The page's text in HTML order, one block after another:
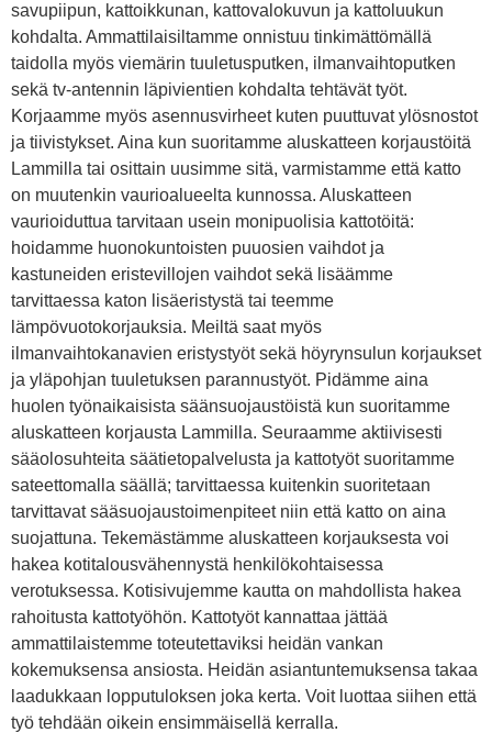
savupiipun, kattoikkunan, kattovalokuvun ja kattoluukun
kohdalta. Ammattilaisiltamme onnistuu tinkimättömällä
taidolla myös viemärin tuuletusputken, ilmanvaihtoputken
sekä tv-antennin läpivientien kohdalta tehtävät työt.
Korjaamme myös asennusvirheet kuten puuttuvat ylösnostot
ja tiivistykset. Aina kun suoritamme aluskatteen korjaustöitä
Lammilla tai osittain uusimme sitä, varmistamme että katto
on muutenkin vaurioalueelta kunnossa. Aluskatteen
vaurioiduttua tarvitaan usein monipuolisia kattotöitä:
hoidamme huonokuntoisten puuosien vaihdot ja
kastuneiden eristevillojen vaihdot sekä lisäämme
tarvittaessa katon lisäeristystä tai teemme
lämpövuotokorjauksia. Meiltä saat myös
ilmanvaihtokanavien eristystyöt sekä höyrynsulun korjaukset
ja yläpohjan tuuletuksen parannustyöt. Pidämme aina
huolen työnaikaisista säänsuojaustöistä kun suoritamme
aluskatteen korjausta Lammilla. Seuraamme aktiivisesti
sääolosuhteita säätietopalvelusta ja kattotyöt suoritamme
sateettomalla säällä; tarvittaessa kuitenkin suoritetaan
tarvittavat sääsuojaustoimenpiteet niin että katto on aina
suojattuna. Tekemästämme aluskatteen korjauksesta voi
hakea kotitalousvähennystä henkilökohtaisessa
verotuksessa. Kotisivujemme kautta on mahdollista hakea
rahoitusta kattotyöhön. Kattotyöt kannattaa jättää
ammattilaistemme toteutettaviksi heidän vankan
kokemuksensa ansiosta. Heidän asiantuntemuksensa takaa
laadukkaan lopputuloksen joka kerta. Voit luottaa siihen että
työ tehdään oikein ensimmäisellä kerralla.